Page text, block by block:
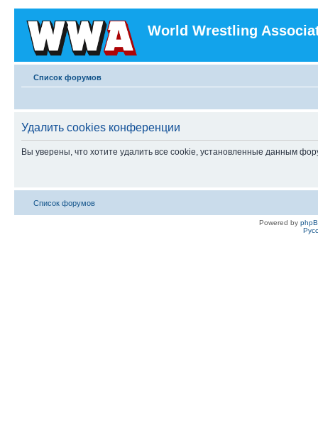
World Wrestling
Список форумов
Удалить cookies конференции
Вы уверены, что хотите удалить все cookie, установленные данным
Список форумов
Powered by